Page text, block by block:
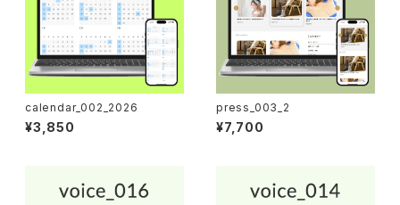
calendar_002_2026
¥3,850
press_003_2
¥7,700